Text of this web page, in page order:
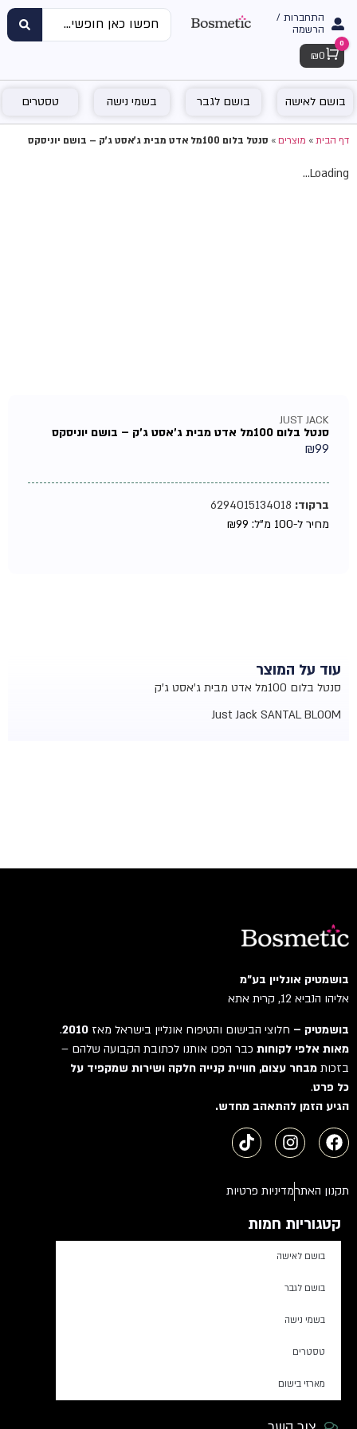
התחברות /
הרשמה
Cart
0
₪ 0
בושם לאישה בושם לגבר בשמי נישה טסטרים
דף הבית»מוצרים»סנטל בלום 100מל אדט מבית ג'אסט ג'ק – בושם יוניסקס
Loading...
JUST JACK
סנטל בלום 100מל אדט מבית ג'אסט ג'ק – בושם יוניסקס
₪99
ברקוד:6294015134018
מחיר ל-100 מ"ל:
₪99
עוד על המוצר
סנטל בלום 100מל אדט מבית ג'אסט ג'ק
Just Jack SANTAL BLOOM
בושמטיק אונליין בע"מ
אליהו הנביא 12, קרית אתא
בושמטיק –חלוצי הבישום והטיפוח אונליין בישראל מאז2010
.
מאות אלפי לקוחותכבר הפכו אותנו לכתובת הקבועה שלהם –
בזכותמבחר עצום, חוויית קנייה חלקה ושירות שמקפיד על
כל פרט.
הגיע הזמן להתאהב מחדש.
תקנון האתרמדיניות פרטיות
קטגוריות חמות
בושם לאישה
בושם לגבר
בשמי נישה
טסטרים
מארזי בישום